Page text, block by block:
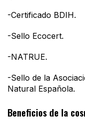
-Certificado BDIH.
-Sello Ecocert.
-NATRUE.
-Sello de la
Natural Española.
Beneficios de la